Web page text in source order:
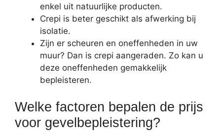
enkel uit natuurlijke producten.
Crepi is beter geschikt als afwerking bij
isolatie.
Zijn er scheuren en oneffenheden in uw
muur? Dan is crepi aangeraden. Zo kan u
deze oneffenheden gemakkelijk
bepleisteren.
Welke factoren bepalen de prijs
voor gevelbepleistering?